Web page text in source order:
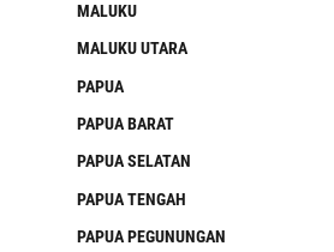
MALUKU
MALUKU UTARA
PAPUA
PAPUA BARAT
PAPUA SELATAN
PAPUA TENGAH
PAPUA PEGUNUNGAN